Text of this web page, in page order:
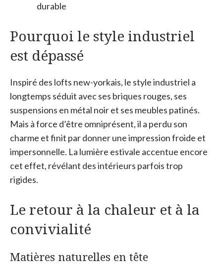
durable
Pourquoi le style industriel
est dépassé
Inspiré des lofts new-yorkais, le style industriel a
longtemps séduit avec ses briques rouges, ses
suspensions en métal noir et ses meubles patinés.
Mais à force d’être omniprésent, il a perdu son
charme et finit par donner une impression froide et
impersonnelle. La lumière estivale accentue encore
cet effet, révélant des intérieurs parfois trop
rigides.
Le retour à la chaleur et à la
convivialité
Matières naturelles en tête